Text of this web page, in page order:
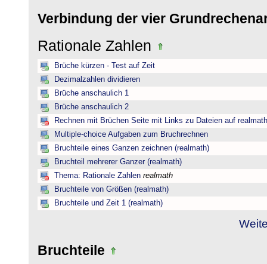
Verbindung der vier
Rationale Zahlen
Brüche kürzen - Test auf Zeit
Dezimalzahlen dividieren
Brüche anschaulich 1
Brüche anschaulich 2
Rechnen mit Brüchen Seite mit Links zu Dateien auf
Multiple-choice Aufgaben zum Bruchrechnen
Bruchteile eines Ganzen zeichnen (realmath)
Bruchteil mehrerer Ganzer (realmath)
Thema: Rationale Zahlen realmath
Bruchteile von Größen (realmath)
Bruchteile und Zeit 1 (realmath)
Bruchteile